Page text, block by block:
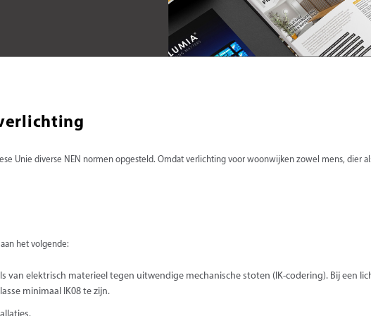
Unie diverse NEN normen opgesteld. Omdat verlichting voor woonwijken zowel mens, dier
het volgende:
van elektrisch materieel tegen uitwendige mechanische stoten (IK-codering). Bij een
minimaal IK08 te zijn.